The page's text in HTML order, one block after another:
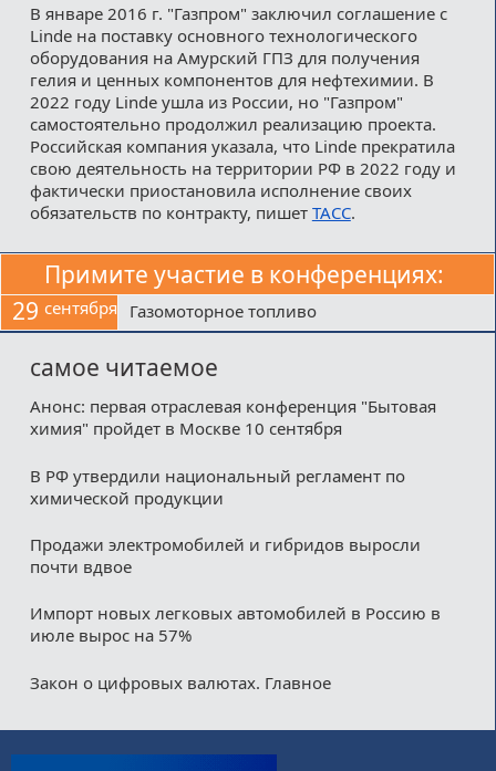
В январе 2016 г. "Газпром" заключил соглашение с
Linde на поставку основного технологического
оборудования на Амурский ГПЗ для получения
гелия и ценных компонентов для нефтехимии. В
2022 году Linde ушла из России, но "Газпром"
самостоятельно продолжил реализацию проекта.
Российская компания указала, что Linde прекратила
свою деятельность на территории РФ в 2022 году и
фактически приостановила исполнение своих
обязательств по контракту, пишет ТАСС.
Примите участие в конференциях:
29 сентября Газомоторное топливо
самое читаемое
Анонс: первая отраслевая конференция "Бытовая
химия" пройдет в Москве 10 сентября
В РФ утвердили национальный регламент по
химической продукции
Продажи электромобилей и гибридов выросли
почти вдвое
Импорт новых легковых автомобилей в Россию в
июле вырос на 57%
Закон о цифровых валютах. Главное